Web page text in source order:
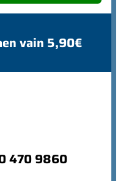
vain 5,90€
470 9860